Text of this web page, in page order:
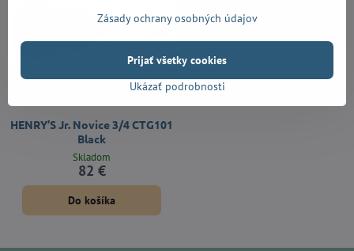
HENRY’S Jr. Novice 3/4 CTG101
Black
Skladom
82 €
Do košíka
Zásady ochrany osobných údajov
Ukázať podrobnosti
Prijať všetky cookies